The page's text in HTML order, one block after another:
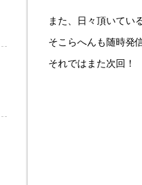
また、日々頂いてい
そこらへんも随時発
それではまた次回！